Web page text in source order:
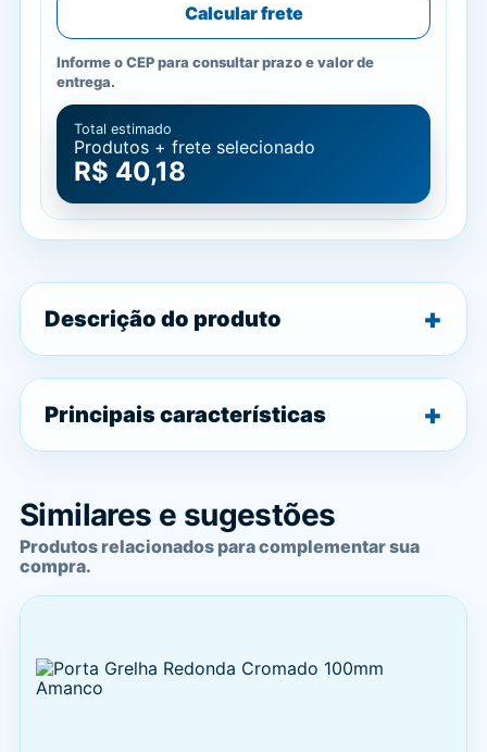
Calcular frete
Informe o CEP para consultar prazo e valor de
entrega.
Total estimado
Produtos + frete selecionado
R$ 40,18
Descrição do produto
Principais características
Similares e sugestões
Produtos relacionados para complementar sua
compra.